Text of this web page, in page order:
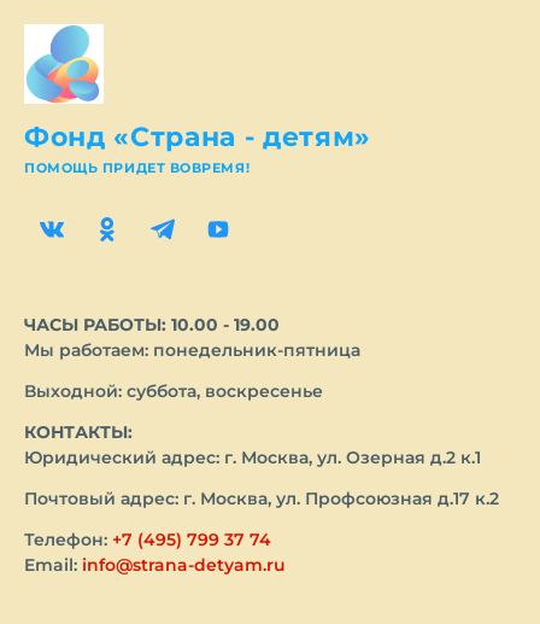
Фонд «Страна - детям»
ПОМОЩЬ ПРИДЕТ ВОВРЕМЯ!
ЧАСЫ РАБОТЫ: 10.00 - 19.00
Мы работаем: понедельник-пятница
Выходной: суббота, воскресенье
КОНТАКТЫ:
Юридический адрес: г. Москва, ул. Озерная д.2 к.1
Почтовый адрес: г. Москва, ул. Профсоюзная д.17 к.2
Телефон: +7 (495) 799 37 74
Email: info@strana-detyam.ru